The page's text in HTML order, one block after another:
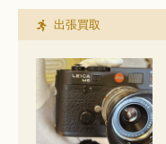
出張買取